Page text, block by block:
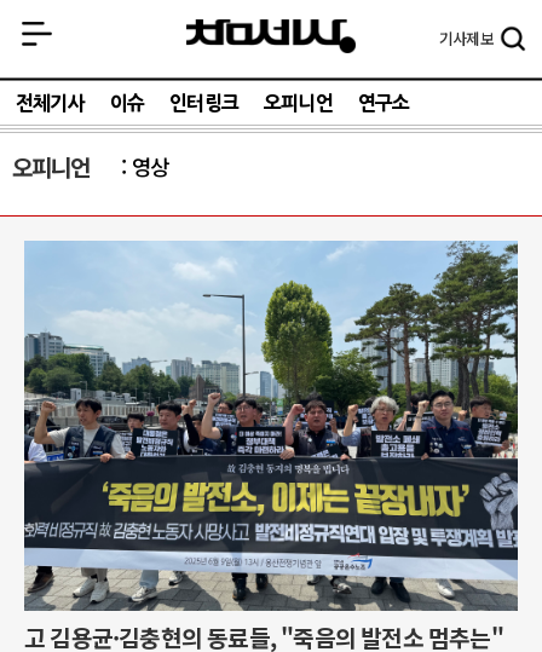
기사제보
전체기사 이슈 인터링크 오피니언 연구소
오피니언 영상
고 김용균·김충현의 동료들, "죽음의 발전소 멈추는"